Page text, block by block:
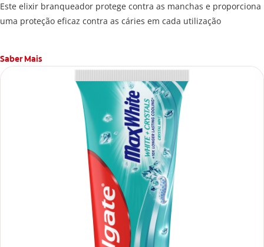
Este elixir branqueador protege contra as manchas e proporciona
uma proteção eficaz contra as cáries em cada utilização
Saber Mais